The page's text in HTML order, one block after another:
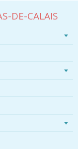
DE-CALAIS